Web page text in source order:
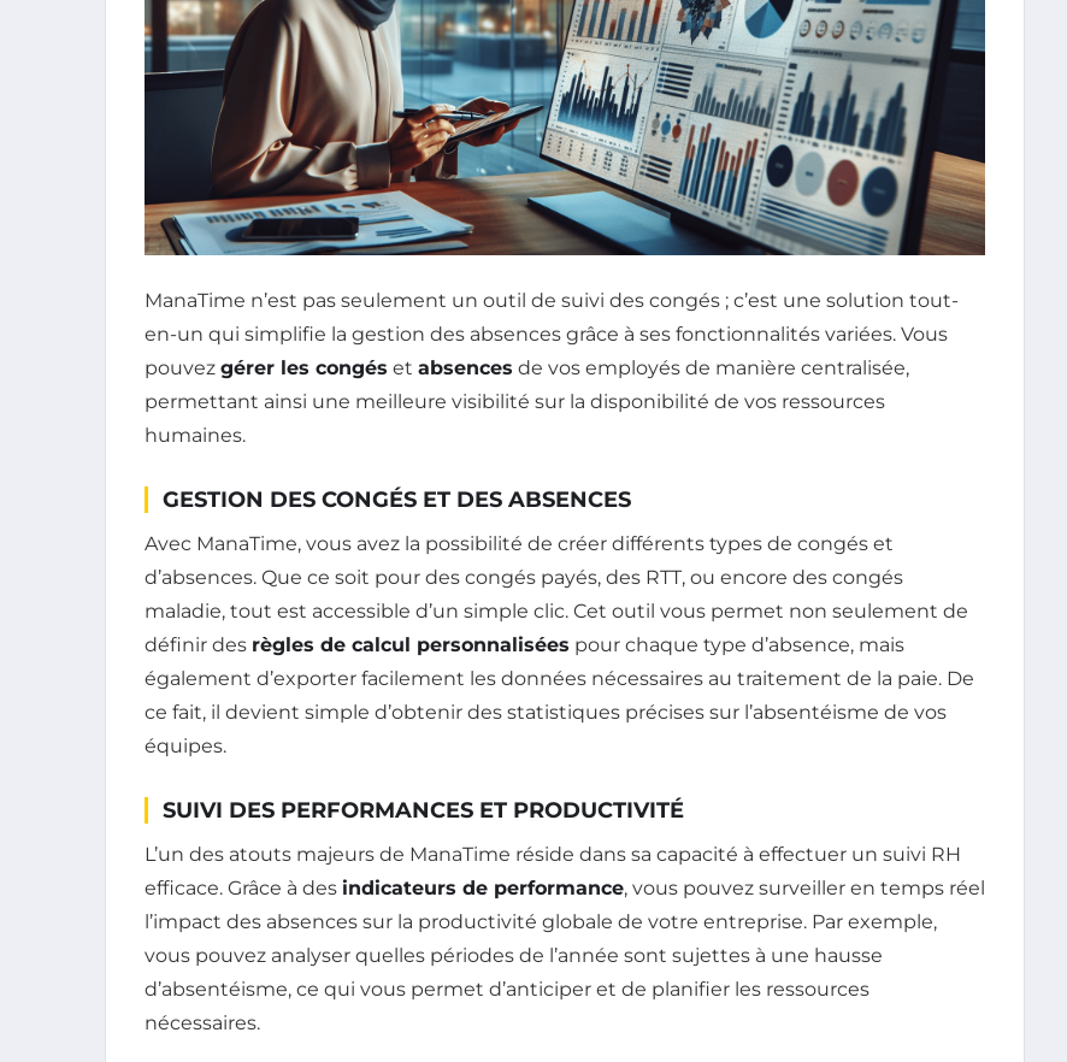
ManaTime n’est pas seulement un outil de suivi des congés ; c’est une solution tout-
en-un qui simplifie la gestion des absences grâce à ses fonctionnalités variées. Vous
pouvez gérer les congés et absences de vos employés de manière centralisée,
permettant ainsi une meilleure visibilité sur la disponibilité de vos ressources
humaines.
GESTION DES CONGÉS ET DES ABSENCES
Avec ManaTime, vous avez la possibilité de créer différents types de congés et
d’absences. Que ce soit pour des congés payés, des RTT, ou encore des congés
maladie, tout est accessible d’un simple clic. Cet outil vous permet non seulement de
définir des règles de calcul personnalisées pour chaque type d’absence, mais
également d’exporter facilement les données nécessaires au traitement de la paie. De
ce fait, il devient simple d’obtenir des statistiques précises sur l’absentéisme de vos
équipes.
SUIVI DES PERFORMANCES ET PRODUCTIVITÉ
L’un des atouts majeurs de ManaTime réside dans sa capacité à effectuer un suivi RH
efficace. Grâce à des indicateurs de performance, vous pouvez surveiller en temps réel
l’impact des absences sur la productivité globale de votre entreprise. Par exemple,
vous pouvez analyser quelles périodes de l’année sont sujettes à une hausse
d’absentéisme, ce qui vous permet d’anticiper et de planifier les ressources
nécessaires.